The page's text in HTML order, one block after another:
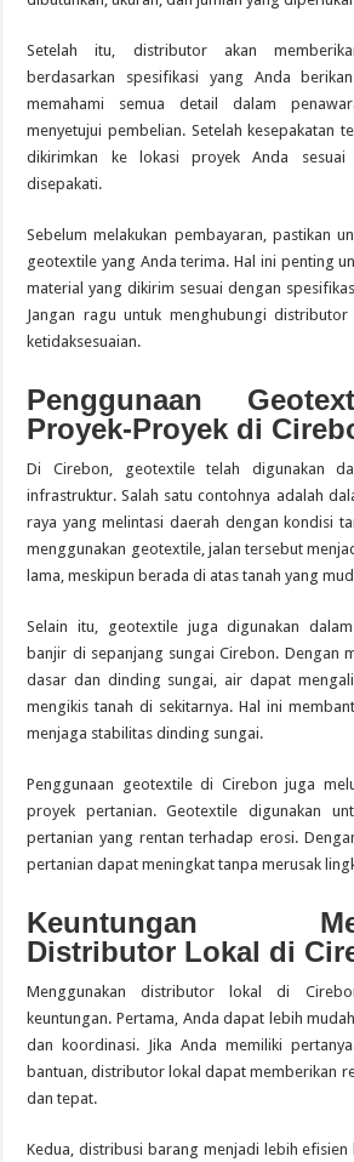
Setelah itu, distributor akan
berdasarkan spesifikasi yang Anda
memahami semua detail dalam
menyetujui pembelian. Setelah kesepakatan
dikirimkan ke lokasi proyek Anda
disepakati.
Sebelum melakukan pembayaran, pastikan
geotextile yang Anda terima. Hal ini penting
material yang dikirim sesuai dengan
Jangan ragu untuk menghubungi distributor
ketidaksesuaian.
Penggunaan
Proyek-Proyek di
Di Cirebon, geotextile telah digunakan
infrastruktur. Salah satu contohnya adalah
raya yang melintasi daerah dengan kondisi
menggunakan geotextile, jalan tersebut
lama, meskipun berada di atas tanah yang
Selain itu, geotextile juga digunakan
banjir di sepanjang sungai Cirebon. Dengan
dasar dan dinding sungai, air dapat
mengikis tanah di sekitarnya. Hal ini
menjaga stabilitas dinding sungai.
Penggunaan geotextile di Cirebon juga
proyek pertanian. Geotextile digunakan
pertanian yang rentan terhadap erosi.
pertanian dapat meningkat tanpa merusak
Keuntungan
Distributor Lokal di
Menggunakan distributor lokal di
keuntungan. Pertama, Anda dapat lebih
dan koordinasi. Jika Anda memiliki
bantuan, distributor lokal dapat memberikan
dan tepat.
Kedua, distribusi barang menjadi lebih efisien